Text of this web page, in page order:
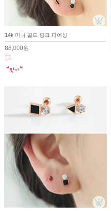
14k 미니 골드 핑크 피어싱
88,000원